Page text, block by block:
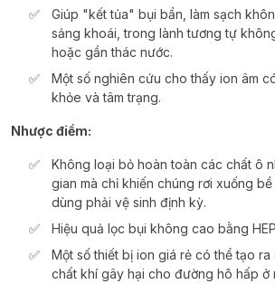
Giúp "kết tủa" bụi bẩn, làm sạch
sảng khoái, trong lành tương tự
hoặc gần thác nước.
Một số nghiên cứu cho thấy ion âm
khỏe và tâm trạng.
Nhược điểm:
Không loại bỏ hoàn toàn các chất ô
gian mà chỉ khiến chúng rơi xuống
dùng phải vệ sinh định kỳ.
Hiệu quả lọc bụi không cao bằng
Một số thiết bị ion giá rẻ có thể tạo
chất khí gây hại cho đường hô hấp ở